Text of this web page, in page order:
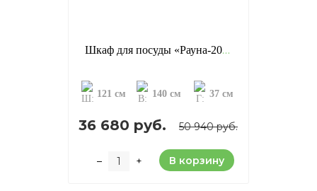
Шкаф для посуды «Рауна-20», цвет: колониал (сосна)
121 см 140 см 37 см
36 680 руб. 50 940 руб.
– + В корзину